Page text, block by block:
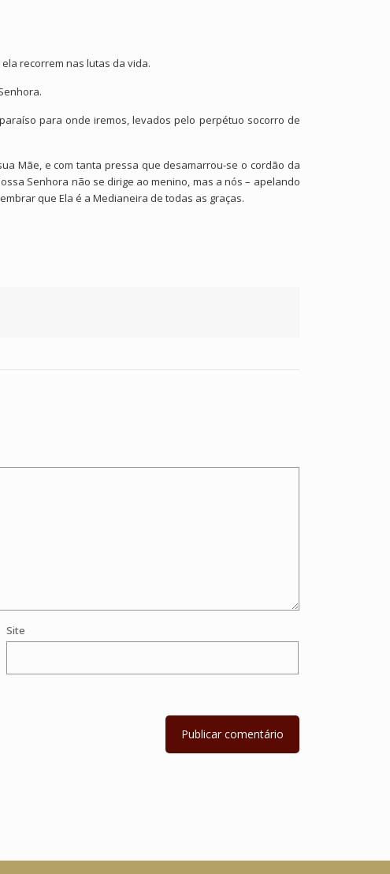
recorrem nas lutas da vida.
para onde iremos, levados pelo perpétuo socorro de
Mãe, e com tanta pressa que desamarrou-se o cordão da
Senhora não se dirige ao menino, mas a nós – apelando
que Ela é a Medianeira de todas as graças.
Site